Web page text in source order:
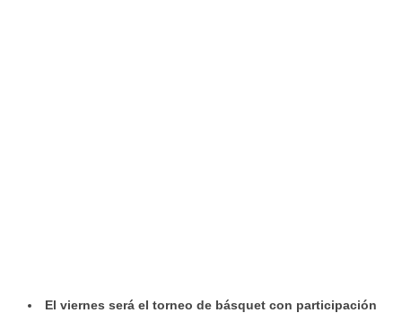
El viernes será el torneo de básquet con participación